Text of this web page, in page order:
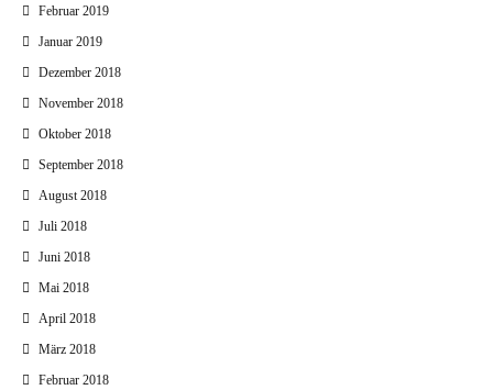
Februar 2019
Januar 2019
Dezember 2018
November 2018
Oktober 2018
September 2018
August 2018
Juli 2018
Juni 2018
Mai 2018
April 2018
März 2018
Februar 2018